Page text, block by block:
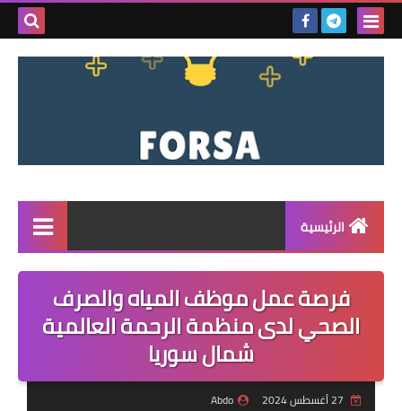
بحث
الرئيسية
القائمة
مناقصات
فرص عمل داخل سوريا
فرص عمل في تركيا
فرصة عمل موظف المياه والصرف
الصحي لدى منظمة الرحمة العالمية
شمال سوريا
Abdo